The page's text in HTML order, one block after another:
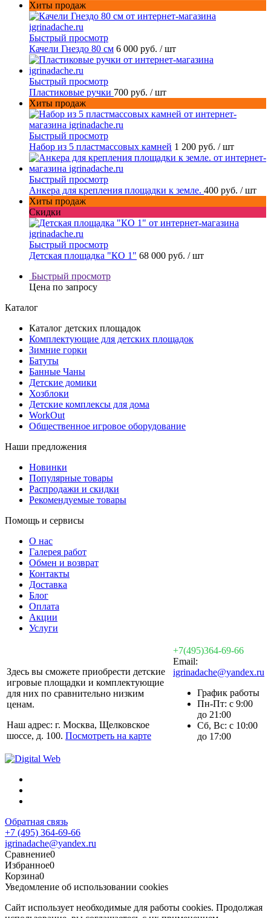
Хиты продаж
Быстрый просмотр
Качели Гнездо 80 см 6 000 руб. / шт
Быстрый просмотр
Пластиковые ручки 700 руб. / шт
Хиты продаж
Быстрый просмотр
Набор из 5 пластмассовых камней 1 200 руб. / шт
Быстрый просмотр
Анкера для крепления площадки к земле. 400 руб. / шт
Хиты продаж
Скидки
Быстрый просмотр
Детская площадка "КО 1" 68 000 руб. / шт
Быстрый просмотр
Цена по запросу
Каталог
Каталог детских площадок
Комплектующие для детских площадок
Зимние горки
Батуты
Банные Чаны
Детские домики
Хозблоки
Детские комплексы для дома
WorkOut
Общественное игровое оборудование
Наши предложения
Новинки
Популярные товары
Распродажи и скидки
Рекомендуемые товары
Помощь и сервисы
О нас
Галерея работ
Обмен и возврат
Контакты
Доставка
Блог
Оплата
Акции
Услуги
Здесь вы сможете приобрести детские
игровые площадки и комплектующие
для них по сравнительно низким
ценам.
Наш адрес: г. Москва, Щелковское
шоссе, д. 100. Посмотреть на карте
+7(495)364-69-66
Email:
igrinadache@yandex.ru
График работы
Пн-Пт: с 9:00
до 21:00
Сб, Вс: с 10:00
до 17:00
Обратная связь
+7 (495) 364-69-66
igrinadache@yandex.ru
Сравнение0
Избранное0
Корзина0
Уведомление об использовании cookies
Сайт использует необходимые для работы cookies. Продолжая